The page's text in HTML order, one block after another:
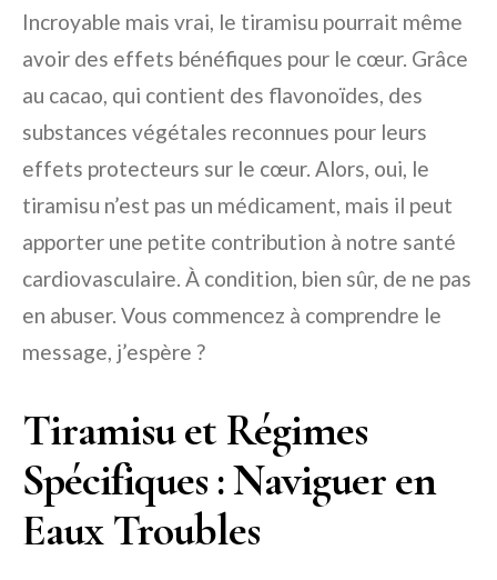
Incroyable mais vrai, le tiramisu pourrait même
avoir des effets bénéfiques pour le cœur. Grâce
au cacao, qui contient des flavonoïdes, des
substances végétales reconnues pour leurs
effets protecteurs sur le cœur. Alors, oui, le
tiramisu n’est pas un médicament, mais il peut
apporter une petite contribution à notre santé
cardiovasculaire. À condition, bien sûr, de ne pas
en abuser. Vous commencez à comprendre le
message, j’espère ?
Tiramisu et Régimes
Spécifiques : Naviguer en
Eaux Troubles